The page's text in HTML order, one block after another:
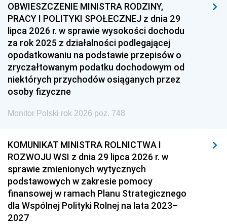
OBWIESZCZENIE MINISTRA RODZINY,
PRACY I POLITYKI SPOŁECZNEJ z dnia 29
lipca 2026 r. w sprawie wysokości dochodu
za rok 2025 z działalności podlegającej
opodatkowaniu na podstawie przepisów o
zryczałtowanym podatku dochodowym od
niektórych przychodów osiąganych przez
osoby fizyczne
Monitor Polski rok 2026 poz. 748
KOMUNIKAT MINISTRA ROLNICTWA I
ROZWOJU WSI z dnia 29 lipca 2026 r. w
sprawie zmienionych wytycznych
podstawowych w zakresie pomocy
finansowej w ramach Planu Strategicznego
dla Wspólnej Polityki Rolnej na lata 2023–
2027